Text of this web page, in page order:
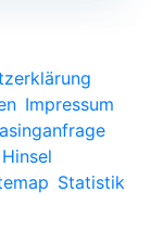
Impressum
Statistik